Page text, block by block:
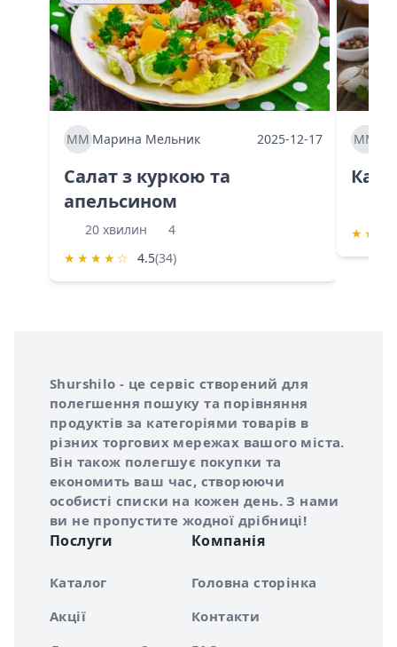
ММ Марина Мельник 2025-12-17
Салат з куркою та
апельсином
20 хвилин
4
★ ★ ★ ★ ☆ 4.5(34)
ММ
★ ★
Про сервіс Shurshilo
Shurshilo - це сервіс створений для
полегшення пошуку та порівняння
продуктів за категоріями товарів в
різних торгових мережах вашого міста.
Він також полегшує покупки та
економить ваш час, створюючи
особисті списки на кожен день. З нами
ви не пропустите жодної дрібниці!
Послуги
Каталог
Акції
Компанія
Головна сторінка
Контакти